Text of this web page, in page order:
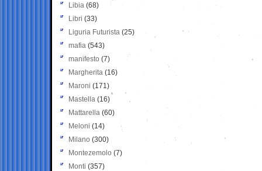
Libia (68)
Libri (33)
Liguria Futurista (25)
mafia (543)
manifesto (7)
Margherita (16)
Maroni (171)
Mastella (16)
Mattarella (60)
Meloni (14)
Milano (300)
Montezemolo (7)
Monti (357)